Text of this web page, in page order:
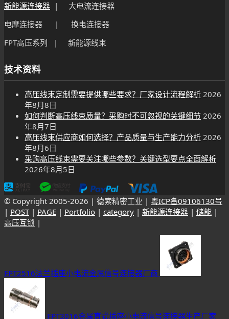
新能源连接器 | 大电流连接器
电摩连接器 | 换电连接器
FPT高压系列 | 新能源线束
技术资料
高压线束定制需要提供哪些要求？厂家设计流程解析 2026
年8月8日
如何判断高压线束质量？采购时不可忽视的关键细节 2026
年8月7日
高压线束供应商如何选择？产品质量与生产能力分析 2026
年8月6日
采购高压线束需要关注哪些参数？关键选型要点全面解析
2026年8月5日
© Copyright 2005-2026 | 德索精密工业 | 粤ICP备09106130号
| POST| PAGE | Portfolio | category | 新能源连接器 | 储能 |
高压互锁 |
FPT2516法兰插座小电流金属信号连接器厂商
FPT3016金属直式插座小电流信号连接器生产厂家